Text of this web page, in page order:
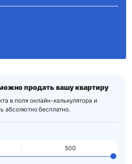
продать вашу квартиру
в поля онлайн-калькулятора и
абсолютно бесплатно.